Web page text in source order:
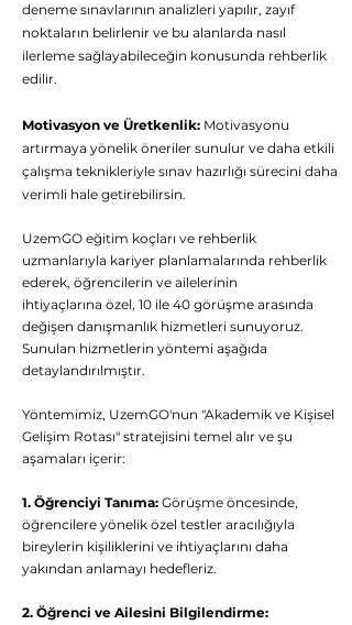
deneme sınavlarının analizleri yapılır, zayıf
noktaların belirlenir ve bu alanlarda nasıl
ilerleme sağlayabileceğin konusunda rehberlik
edilir.
Motivasyon ve Üretkenlik: Motivasyonu
artırmaya yönelik öneriler sunulur ve daha etkili
çalışma teknikleriyle sınav hazırlığı sürecini daha
verimli hale getirebilirsin.
UzemGO eğitim koçları ve rehberlik
uzmanlarıyla kariyer planlamalarında rehberlik
ederek, öğrencilerin ve ailelerinin
ihtiyaçlarına özel, 10 ile 40 görüşme arasında
değişen danışmanlık hizmetleri sunuyoruz.
Sunulan hizmetlerin yöntemi aşağıda
detaylandırılmıştır.
Yöntemimiz, UzemGO'nun "Akademik ve Kişisel
Gelişim Rotası" stratejisini temel alır ve şu
aşamaları içerir:
1. Öğrenciyi Tanıma: Görüşme öncesinde,
öğrencilere yönelik özel testler aracılığıyla
bireylerin kişiliklerini ve ihtiyaçlarını daha
yakından anlamayı hedefleriz.
2. Öğrenci ve Ailesini Bilgilendirme: